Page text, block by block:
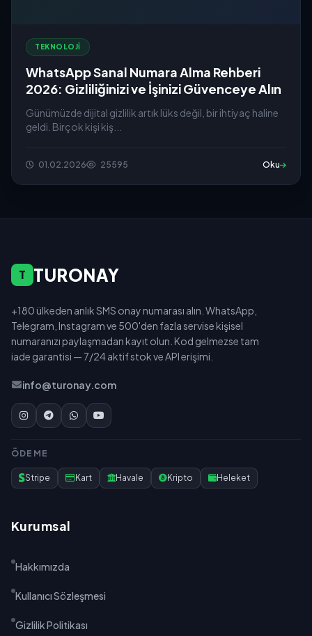
TEKNOLOJI
WhatsApp Sanal Numara Alma Rehberi
2026: Gizliliğinizi ve İşinizi Güvenceye Alın
Günümüzde dijital gizlilik artık lüks değil, bir ihtiyaç haline
geldi. Birçok kişi kiş...
01.02.2026 25595 Oku
T TURONAY
+180 ülkeden anlık SMS onay numarası alın. WhatsApp,
Telegram, Instagram ve 500'den fazla servise kişisel
numaranızı paylaşmadan kayıt olun. Kod gelmezse tam
iade garantisi — 7/24 aktif stok ve API erişimi.
info@turonay.com
ÖDEME
Stripe Kart Havale Kripto Heleket
Kurumsal
Hakkımızda
Kullanıcı Sözleşmesi
Gizlilik Politikası